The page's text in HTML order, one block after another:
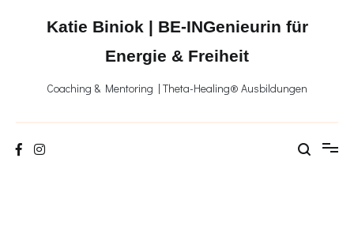
Katie Biniok | BE-INGenieurin für
Energie & Freiheit
Coaching & Mentoring | Theta-Healing® Ausbildungen